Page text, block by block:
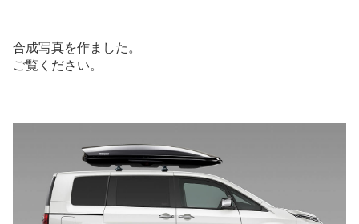
合成写真を作ました。
ご覧ください。